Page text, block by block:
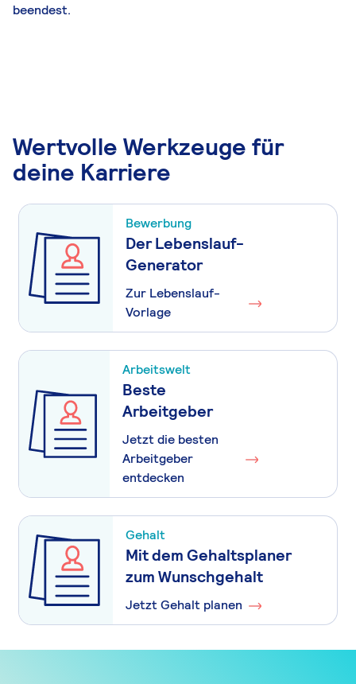
beendest.
Wertvolle Werkzeuge für
deine Karriere
Bewerbung
Der Lebenslauf-
Generator
Zur Lebenslauf-
Vorlage
Arbeitswelt
Beste
Arbeitgeber
Jetzt die besten
Arbeitgeber
entdecken
Gehalt
Mit dem Gehaltsplaner
zum Wunschgehalt
Jetzt Gehalt planen